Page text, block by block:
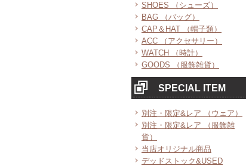
SHOES （シューズ）
BAG （バッグ）
CAP＆HAT （帽子類）
ACC （アクセサリー）
WATCH （時計）
GOODS （服飾雑貨）
SPECIAL ITEM
別注・限定&レア （ウェア）
別注・限定&レア （服飾雑
貨）
当店オリジナル商品
デッドストック&USED